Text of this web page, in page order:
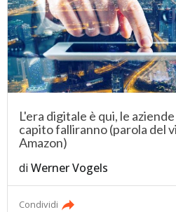
L'era digitale è qui, le
capito falliranno (parola del
Amazon)
diWerner Vogels
Condividi